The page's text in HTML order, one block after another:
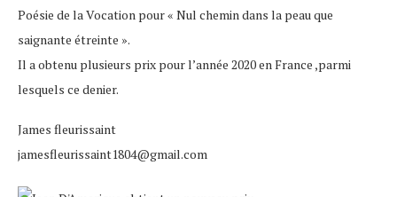
Poésie de la Vocation pour « Nul chemin dans la peau que
saignante étreinte ».
Il a obtenu plusieurs prix pour l’année 2020 en France ,parmi
lesquels ce denier.
James fleurissaint
jamesfleurissaint1804@gmail.com